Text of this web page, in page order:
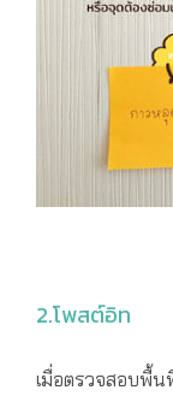
2.โพสต์อิท
เมื่อตรวจสอบพื้น